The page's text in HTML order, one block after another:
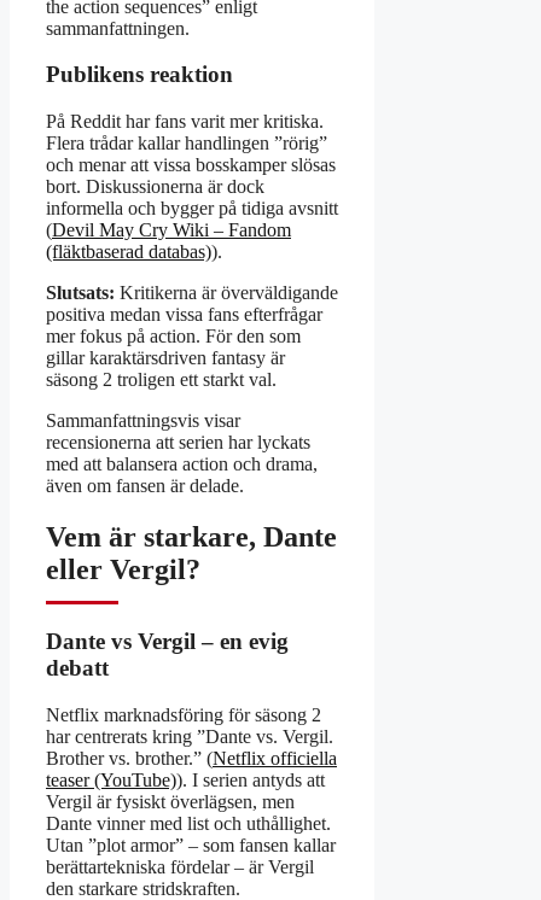
the action sequences” enligt
sammanfattningen.
Publikens reaktion
På Reddit har fans varit mer kritiska.
Flera trådar kallar handlingen ”rörig”
och menar att vissa bosskamper slösas
bort. Diskussionerna är dock
informella och bygger på tidiga avsnitt
(Devil May Cry Wiki – Fandom
(fläktbaserad databas)).
Slutsats: Kritikerna är överväldigande
positiva medan vissa fans efterfrågar
mer fokus på action. För den som
gillar karaktärsdriven fantasy är
säsong 2 troligen ett starkt val.
Sammanfattningsvis visar
recensionerna att serien har lyckats
med att balansera action och drama,
även om fansen är delade.
Vem är starkare, Dante
eller Vergil?
Dante vs Vergil – en evig
debatt
Netflix marknadsföring för säsong 2
har centrerats kring ”Dante vs. Vergil.
Brother vs. brother.” (Netflix officiella
teaser (YouTube)). I serien antyds att
Vergil är fysiskt överlägsen, men
Dante vinner med list och uthållighet.
Utan ”plot armor” – som fansen kallar
berättartekniska fördelar – är Vergil
den starkare stridskraften.